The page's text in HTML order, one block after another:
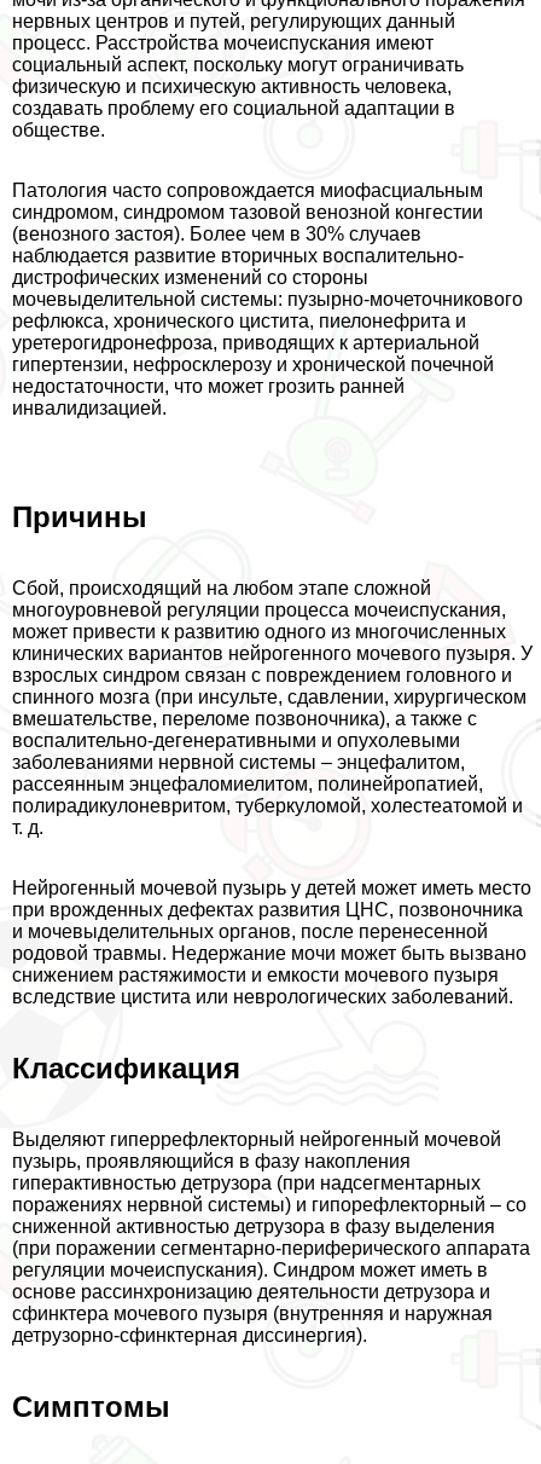
нервных центров и путей, регулирующих данный
процесс. Расстройства мочеиспускания имеют
социальный аспект, поскольку могут ограничивать
физическую и психическую активность человека,
создавать проблему его социальной адаптации в
обществе.
Патология часто сопровождается миофасциальным
синдромом, синдромом тазовой венозной конгестии
(венозного застоя). Более чем в 30% случаев
наблюдается развитие вторичных воспалительно-
дистрофических изменений со стороны
мочевыделительной системы: пузырно-мочеточникового
рефлюкса, хронического цистита, пиелонефрита и
уретерогидронефроза, приводящих к артериальной
гипертензии, нефросклерозу и хронической почечной
недостаточности, что может грозить ранней
инвалидизацией.
Причины
Сбой, происходящий на любом этапе сложной
многоуровневой регуляции процесса мочеиспускания,
может привести к развитию одного из многочисленных
клинических вариантов нейрогенного мочевого пузыря. У
взрослых синдром связан с повреждением головного и
спинного мозга (при инсульте, сдавлении, хирургическом
вмешательстве, переломе позвоночника), а также с
воспалительно-дегенеративными и опухолевыми
заболеваниями нервной системы – энцефалитом,
рассеянным энцефаломиелитом, полинейропатией,
полирадикулоневритом, туберкуломой, холестеатомой и
т. д.
Нейрогенный мочевой пузырь у детей может иметь место
при врожденных дефектах развития ЦНС, позвоночника
и мочевыделительных органов, после перенесенной
родовой травмы. Недержание мочи может быть вызвано
снижением растяжимости и емкости мочевого пузыря
вследствие цистита или неврологических заболеваний.
Классификация
Выделяют гиперрефлекторный нейрогенный мочевой
пузырь, проявляющийся в фазу накопления
гипеpaктивностью детрузора (при надсегментарных
поражениях нервной системы) и гипорефлекторный – со
сниженной активностью детрузора в фазу выделения
(при поражении сегментарно-периферического аппарата
регуляции мочеиспускания). Синдром может иметь в
основе рассинхронизацию деятельности детрузора и
сфинктера мочевого пузыря (внутренняя и наружная
детрузорно-сфинктерная диссинергия).
Симптомы